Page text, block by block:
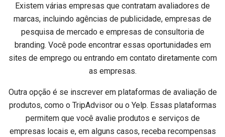
Existem várias empresas que contratam avaliadores de
marcas, incluindo agências de publicidade, empresas de
pesquisa de mercado e empresas de consultoria de
branding. Você pode encontrar essas oportunidades em
sites de emprego ou entrando em contato diretamente com
as empresas.
Outra opção é se inscrever em plataformas de avaliação de
produtos, como o TripAdvisor ou o Yelp. Essas plataformas
permitem que você avalie produtos e serviços de
empresas locais e, em alguns casos, receba recompensas